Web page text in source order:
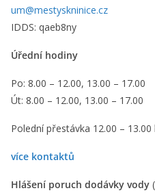
um@mestyskninice.cz
IDDS: qaeb8ny
Úřední hodiny
Po: 8.00 – 12.00, 13.00 – 17.00
Út: 8.00 – 12.00, 13.00 – 17.00
Polední přestávka 12.00 – 13.00
více kontaktů
Hlášení poruch dodávky vody